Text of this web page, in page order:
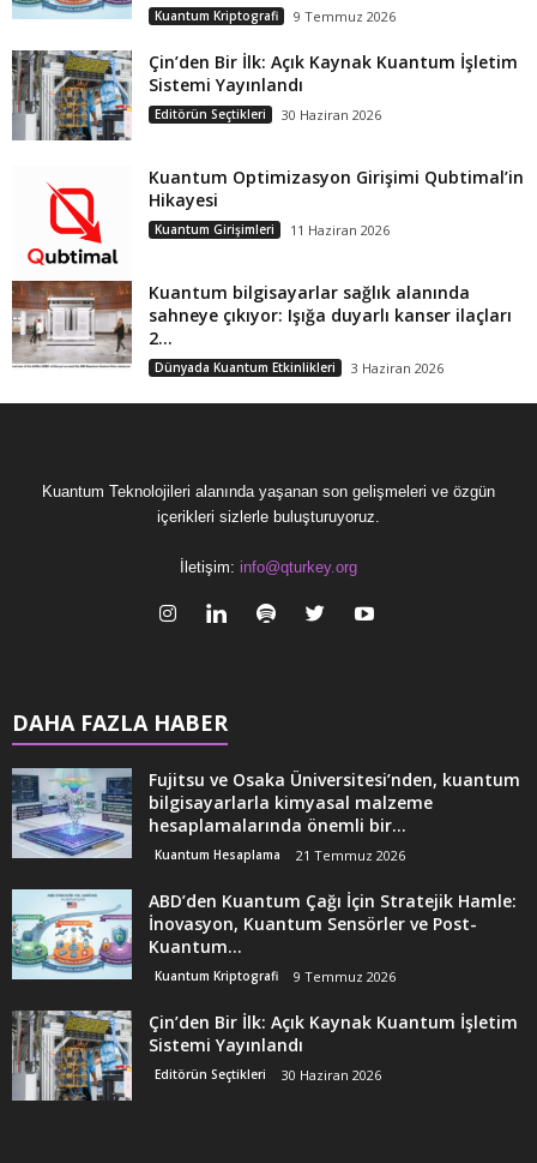
Kuantum Kriptografi 9 Temmuz 2026
Çin’den Bir İlk: Açık Kaynak Kuantum İşletim
Sistemi Yayınlandı
Editörün Seçtikleri 30 Haziran 2026
Kuantum Optimizasyon Girişimi Qubtimal’in
Hikayesi
Kuantum Girişimleri 11 Haziran 2026
Kuantum bilgisayarlar sağlık alanında
sahneye çıkıyor: Işığa duyarlı kanser ilaçları
2...
Dünyada Kuantum Etkinlikleri 3 Haziran 2026
Kuantum Teknolojileri alanında yaşanan son gelişmeleri ve özgün
içerikleri sizlerle buluşturuyoruz.
İletişim: info@qturkey.org
DAHA FAZLA HABER
Fujitsu ve Osaka Üniversitesi’nden, kuantum
bilgisayarlarla kimyasal malzeme
hesaplamalarında önemli bir...
Kuantum Hesaplama 21 Temmuz 2026
ABD’den Kuantum Çağı İçin Stratejik Hamle:
İnovasyon, Kuantum Sensörler ve Post-
Kuantum...
Kuantum Kriptografi 9 Temmuz 2026
Çin’den Bir İlk: Açık Kaynak Kuantum İşletim
Sistemi Yayınlandı
Editörün Seçtikleri 30 Haziran 2026